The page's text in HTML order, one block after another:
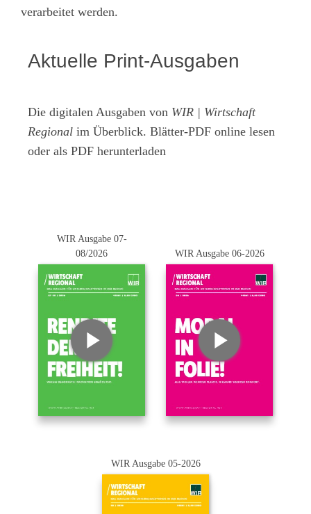
verarbeitet werden.
Aktuelle Print-Ausgaben
Die digitalen Ausgaben von WIR | Wirtschaft
Regional im Überblick. Blätter-PDF online lesen
oder als PDF herunterladen
WIR Ausgabe 07-
08/2026
WIR Ausgabe 06-2026
WIR Ausgabe 05-2026